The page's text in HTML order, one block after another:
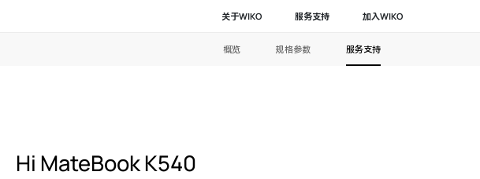
关于WIKO 服务支持 加入WIKO
概览 规格参数 服务支持
Hi MateBook K540